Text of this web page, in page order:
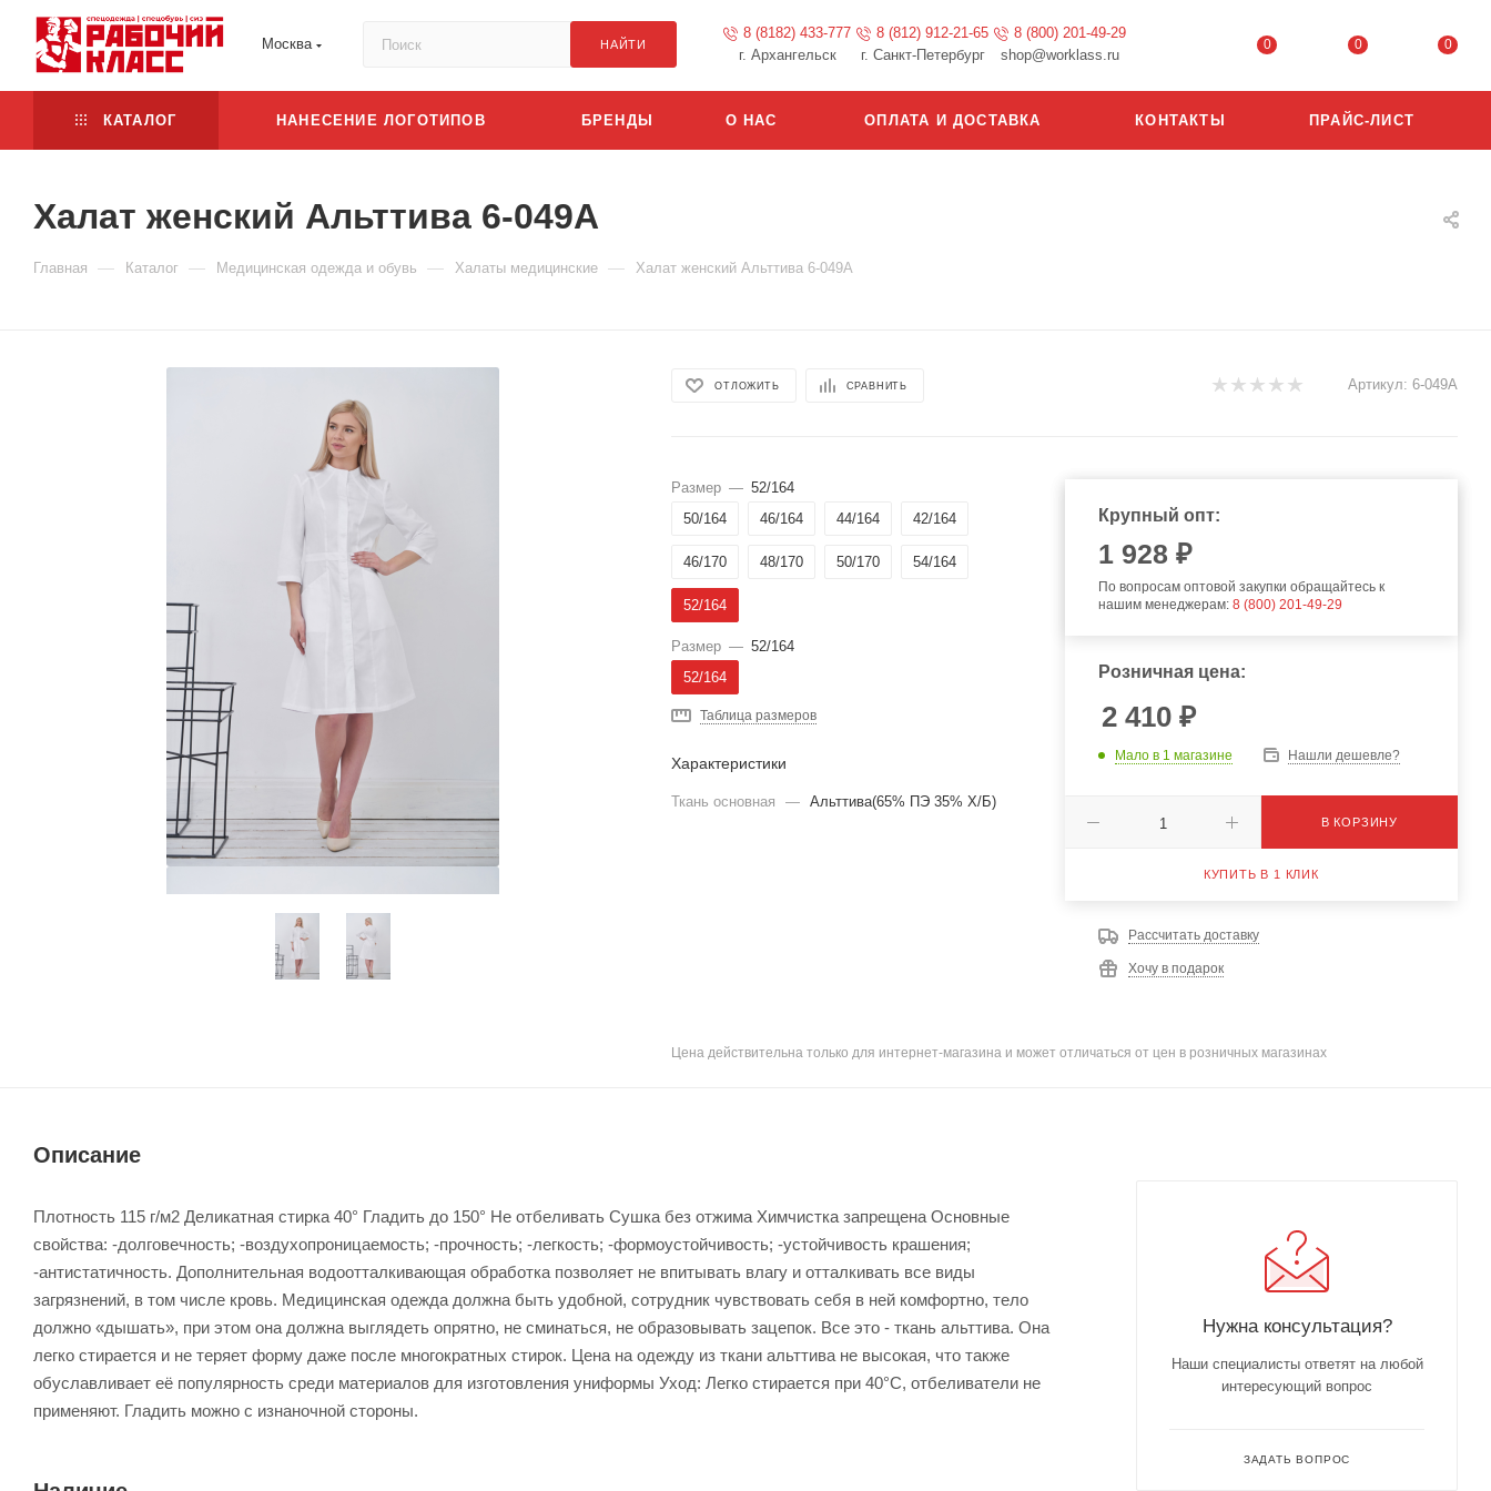
Москва НАЙТИ
8 (8182) 433-777
г. Архангельск
8 (812) 912-21-65
г. Санкт-Петербург
8 (800) 201-49-29
shop@worklass.ru
0 0 0
КАТАЛОГ НАНЕСЕНИЕ ЛОГОТИПОВ БРЕНДЫ О НАС ОПЛАТА И ДОСТАВКА КОНТАКТЫ ПРАЙС-ЛИСТ
Халат женский Альттива 6-049А
Главная — Каталог — Медицинская одежда и обувь — Халаты медицинские — Халат женский Альттива 6-049А
ОТЛОЖИТЬ СРАВНИТЬ Артикул: 6-049А
Размер — 52/164
50/164
46/164 44/164 42/164
46/170 48/170 50/170 54/164
52/164
Размер — 52/164
52/164
Таблица размеров
Характеристики
Ткань основная — Альттива(65% ПЭ 35% Х/Б)
Крупный опт:
1 928 ₽
По вопросам оптовой закупки обращайтесь к
нашим менеджерам: 8 (800) 201-49-29
Розничная цена:
2 410₽
Мало в 1 магазине Нашли дешевле?
В КОРЗИНУ
КУПИТЬ В 1 КЛИК
Рассчитать доставку
Хочу в подарок
Цена действительна только для интернет-магазина и может отличаться от цен в розничных магазинах
Описание
Плотность 115 г/м2 Деликатная стирка 40° Гладить до 150° Не отбеливать Сушка без отжима Химчистка запрещена Основные
свойства: -долговечность; -воздухопроницаемость; -прочность; -легкость; -формоустойчивость; -устойчивость крашения;
-антистатичность. Дополнительная водоотталкивающая обработка позволяет не впитывать влагу и отталкивать все виды
загрязнений, в том числе кровь. Медицинская одежда должна быть удобной, сотрудник чувствовать себя в ней комфортно, тело
должно «дышать», при этом она должна выглядеть опрятно, не сминаться, не образовывать зацепок. Все это - ткань альттива. Она
легко стирается и не теряет форму даже после многократных стирок. Цена на одежду из ткани альттива не высокая, что также
обуславливает её популярность среди материалов для изготовления униформы Уход: Легко стирается при 40°С, отбеливатели не
применяют. Гладить можно с изнаночной стороны.
Нужна консультация?
Наши специалисты ответят на любой
интересующий вопрос
ЗАДАТЬ ВОПРОС